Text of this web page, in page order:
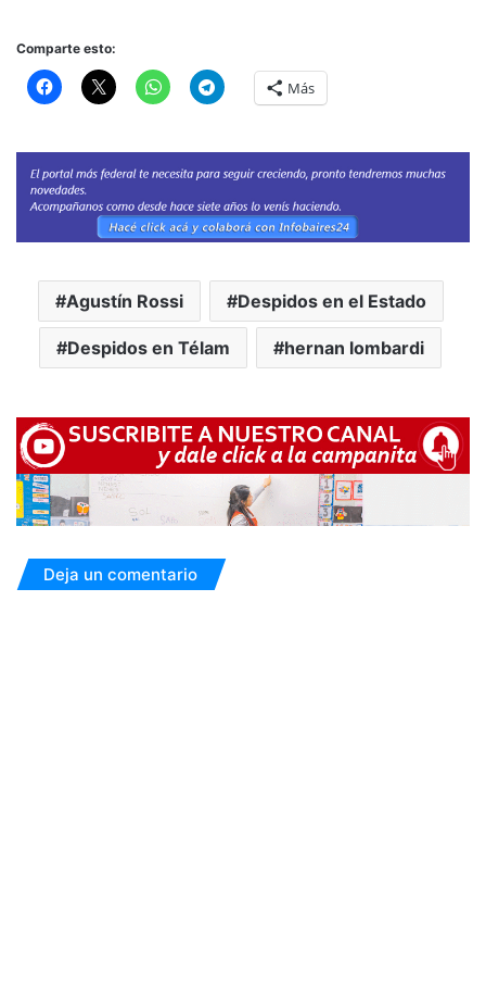
Comparte esto:
Más
Agustín Rossi Despidos en el Estado
Despidos en Télam hernan lombardi
Deja un comentario